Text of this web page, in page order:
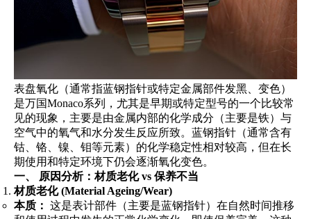
表盘氧化（通常指蓝钢指针或特定金属部件发黑、变色）
是万国Monaco系列，尤其是早期或特定型号的一个比较常
见的现象，主要是由金属内部的化学成分（主要是铁）与
空气中的氧气和水分发生反应所致。蓝钢指针（通常含有
钴、铬、镍、钼等元素）的化学稳定性相对较高，但在长
期使用和特定环境下仍会逐渐氧化变色。
一、 原因分析：材质老化 vs 保养不当
材质老化 (Material Ageing/Wear)
本质： 这是表计部件（主要是蓝钢指针）在自然时间推移